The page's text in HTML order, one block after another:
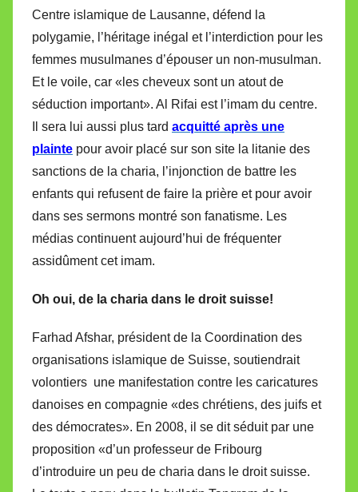
Centre islamique de Lausanne, défend la
polygamie, l’héritage inégal et l’interdiction pour les
femmes musulmanes d’épouser un non-musulman.
Et le voile, car «les cheveux sont un atout de
séduction important». Al Rifai est l’imam du centre.
Il sera lui aussi plus tard acquitté après une
plainte pour avoir placé sur son site la litanie des
sanctions de la charia, l’injonction de battre les
enfants qui refusent de faire la prière et pour avoir
dans ses sermons montré son fanatisme. Les
médias continuent aujourd’hui de fréquenter
assidûment cet imam.
Oh oui, de la charia dans le droit suisse!
Farhad Afshar, président de la Coordination des
organisations islamique de Suisse, soutiendrait
volontiers une manifestation contre les caricatures
danoises en compagnie «des chrétiens, des juifs et
des démocrates». En 2008, il se dit séduit par une
proposition «d’un professeur de Fribourg
d’introduire un peu de charia dans le droit suisse.